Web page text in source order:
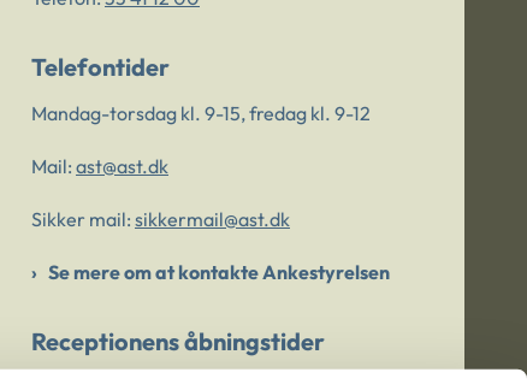
Telefontider
Mandag-torsdag kl. 9-15, fredag kl. 9-12
Mail: ast@ast.dk
Sikker mail: sikkermail@ast.dk
Se mere om at kontakte Ankestyrelsen
Receptionens åbningstider